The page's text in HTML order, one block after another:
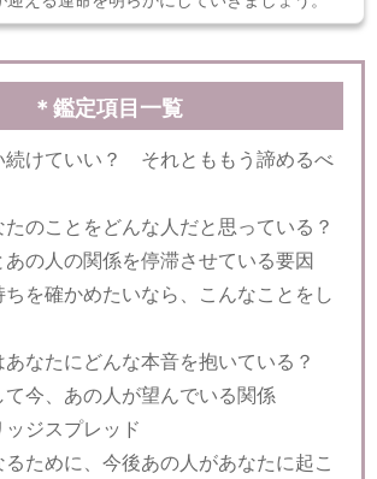
＊鑑定項目一覧
続けていい？ それとももう諦めるべ
たのことをどんな人だと思っている？
あの人の関係を停滞させている要因
ちを確かめたいなら、こんなことをし
あなたにどんな本音を抱いている？
て今、あの人が望んでいる関係
ッジスプレッド
るために、今後あの人があなたに起こ